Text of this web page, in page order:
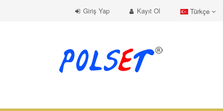
Giriş Yap Kayıt Ol Türkçe